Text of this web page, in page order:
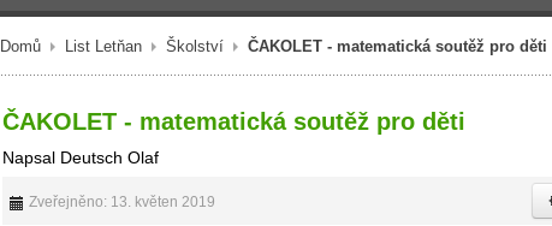
Domů List Letňan Školství ČAKOLET - matematická soutěž pro děti
ČAKOLET - matematická soutěž pro děti
Napsal Deutsch Olaf
Zveřejněno: 13. květen 2019